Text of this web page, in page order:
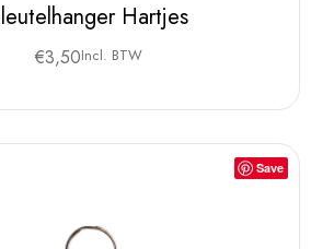
Hartjes
€3,50Incl. BTW
Save